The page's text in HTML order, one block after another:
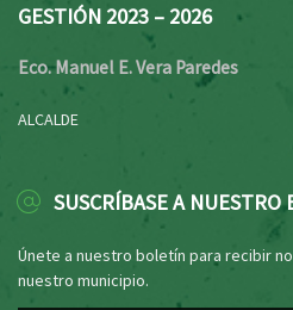
GESTIÓN 2023 – 2026
Eco. Manuel E. Vera Paredes
ALCALDE
SUSCRÍBASE A NUESTRO
Únete a nuestro boletín para recibir
nuestro municipio.